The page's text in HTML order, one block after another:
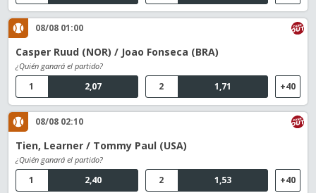
08/08 01:00
Casper Ruud (NOR) / Joao Fonseca (BRA)
¿Quién ganará el partido?
2,07
1 1,71
2 +40
08/08 02:10
Tien, Learner / Tommy Paul (USA)
¿Quién ganará el partido?
2,40
1 1,53
2 +40